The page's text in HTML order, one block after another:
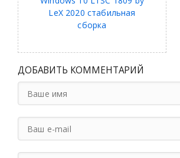
LeX 2020 стабильная
сборка
ДОБАВИТЬ КОММЕНТАРИЙ